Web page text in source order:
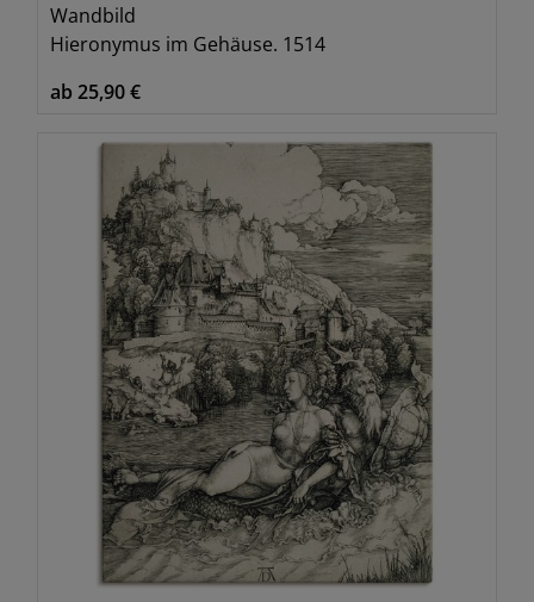
Wandbild
Hieronymus im Gehäuse. 1514
ab 25,90 €